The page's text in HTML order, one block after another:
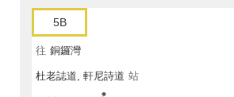
5B
往 銅鑼灣
杜老誌道, 軒尼詩道 站